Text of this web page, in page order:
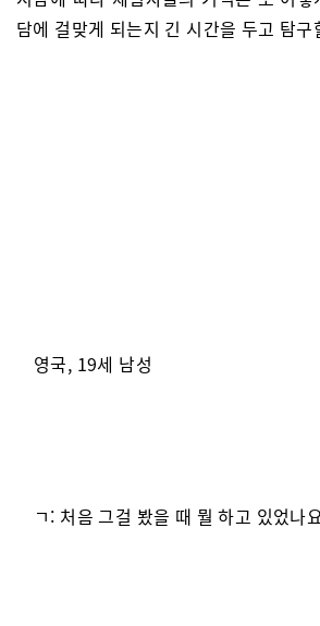
담에 걸맞게 되는지 긴 시간을 두고 탐구
영국, 19세 남성
ㄱ: 처음 그걸 봤을 때 뭘 하고 있었나